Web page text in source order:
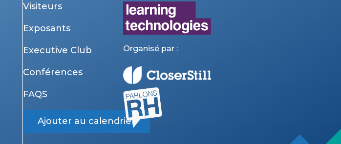
Visiteurs
Exposants
Executive Club
Conférences
FAQS
Ajouter au calendrier
Organisé par :